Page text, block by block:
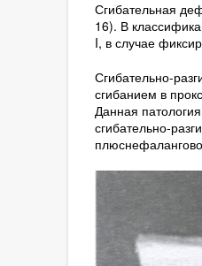
Сгибательная
16). В
I, в случае
Сгибательно-
сгибанием в
Данная
сгибательно-